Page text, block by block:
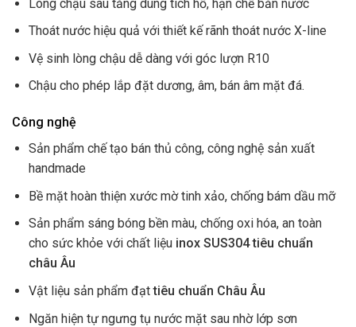
Lòng chậu sâu tăng dung tích hố, hạn chế bắn nước
Thoát nước hiệu quả với thiết kế rãnh thoát nước X-line
Vệ sinh lòng chậu dễ dàng với góc lượn R10
Chậu cho phép lắp đặt dương, âm, bán âm mặt đá.
Công nghệ
Sản phẩm chế tạo bán thủ công, công nghệ sản xuất
handmade
Bề mặt hoàn thiện xước mờ tinh xảo, chống bám dầu mỡ
Sản phẩm sáng bóng bền màu, chống oxi hóa, an toàn
cho sức khỏe với chất liệu inox SUS304 tiêu chuẩn
châu Âu
Vật liệu sản phẩm đạttiêu chuẩn Châu Âu
Ngăn hiện tự ngưng tụ nước mặt sau nhờ lớp sơn